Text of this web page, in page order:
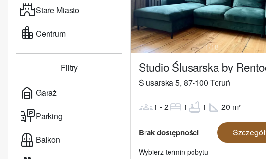
castleStare Miasto
location_city Centrum
Filtry
garage_home Garaż
parking_signParking
balcony Balkon
1/18
Studio Ślusarska by
Ślusarska 5, 87-100 Toruń
groups1 -2bed 1 bathtub 1 square_foot 20 m²
Brak dostępności
Wybierz termin pobytu